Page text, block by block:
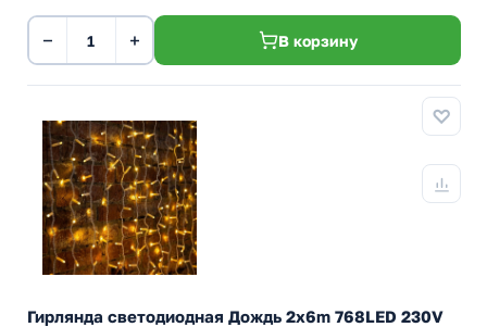
− + В корзину
Гирлянда светодиодная Дождь 2x6m 768LED 230V